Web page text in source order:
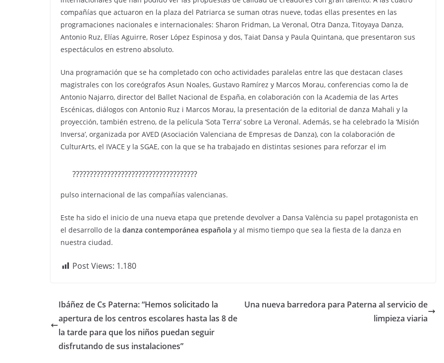
compañías que actuaron en la plaza del Patriarca se suman otras nueve, todas ellas presentes en las
programaciones nacionales e internacionales: Sharon Fridman, La Veronal, Otra Danza, Titoyaya Danza,
Antonio Ruz, Elías Aguirre, Roser López Espinosa y dos, Taiat Dansa y Paula Quintana, que presentaron sus
espectáculos en estreno absoluto.
Una programación que se ha completado con ocho actividades paralelas entre las que destacan clases
magistrales con los coreógrafos Asun Noales, Gustavo Ramírez y Marcos Morau, conferencias como la de
Antonio Najarro, director del Ballet Nacional de España, en colaboración con la Academia de las Artes
Escénicas, diálogos con Antonio Ruz i Marcos Morau, la presentación de la editorial de danza Mahali y la
proyección, también estreno, de la película ‘Sota Terra’ sobre La Veronal. Además, se ha celebrado la ‘Misión
Inversa’, organizada por AVED (Asociación Valenciana de Empresas de Danza), con la colaboración de
CulturArts, el IVACE y la SGAE, con la que se ha trabajado en distintas sesiones para reforzar el im
????????????????????????????????????
pulso internacional de las compañías valencianas.
Este ha sido el inicio de una nueva etapa que pretende devolver a Dansa València su papel protagonista en
el desarrollo de la danza contemporánea española y al mismo tiempo que sea la fiesta de la danza en
nuestra ciudad.
Post Views: 1.180
Ibáñez de Cs Paterna: “Hemos solicitado la
apertura de los centros escolares hasta las 8 de
la tarde para que los niños puedan seguir
disfrutando de sus instalaciones”
Una nueva barredora para Paterna al servicio de
limpieza viaria